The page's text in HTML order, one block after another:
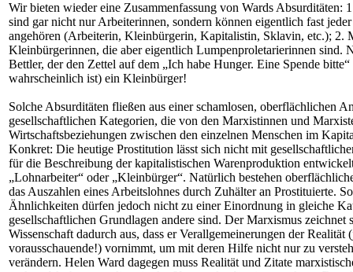
Wir bieten wieder eine Zusammenfassung von Wards Absurditäten:
sind gar nicht nur Arbeiterinnen, sondern können eigentlich fast
angehören (Arbeiterin, Kleinbürgerin, Kapitalistin, Sklavin, etc.); 2.
Kleinbürgerinnen, die aber eigentlich Lumpenproletarierinnen sind.
Bettler, der den Zettel auf dem „Ich habe Hunger. Eine Spende bitte“
wahrscheinlich ist) ein Kleinbürger!
Solche Absurditäten fließen aus einer schamlosen, oberflächlichen
gesellschaftlichen Kategorien, die von den Marxistinnen und
Wirtschaftsbeziehungen zwischen den einzelnen Menschen im
Konkret: Die heutige Prostitution lässt sich nicht mit
für die Beschreibung der kapitalistischen Warenproduktion
„Lohnarbeiter“ oder „Kleinbürger“. Natürlich bestehen
das Auszahlen eines Arbeitslohnes durch Zuhälter an Prostituierte.
Ähnlichkeiten dürfen jedoch nicht zu einer Einordnung in gleiche
gesellschaftlichen Grundlagen andere sind. Der Marxismus zeichnet
Wissenschaft dadurch aus, dass er Verallgemeinerungen der Realität
vorausschauende!) vornimmt, um mit deren Hilfe nicht nur zu
verändern. Helen Ward dagegen muss Realität und Zitate